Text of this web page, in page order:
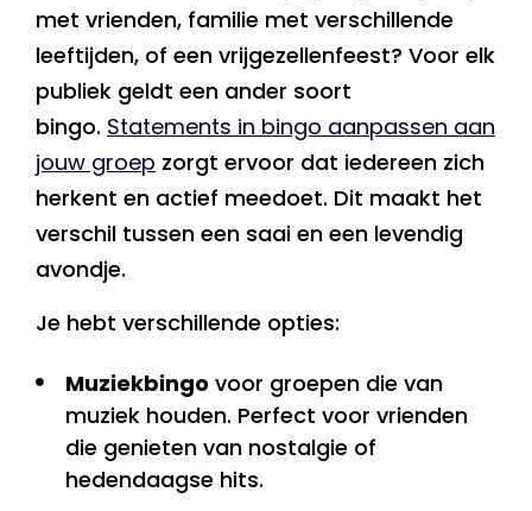
met vrienden, familie met verschillende
leeftijden, of een vrijgezellenfeest? Voor elk
publiek geldt een ander soort
bingo. Statements in bingo aanpassen aan
jouw groep zorgt ervoor dat iedereen zich
herkent en actief meedoet. Dit maakt het
verschil tussen een saai en een levendig
avondje.
Je hebt verschillende opties:
Muziekbingo voor groepen die van
muziek houden. Perfect voor vrienden
die genieten van nostalgie of
hedendaagse hits.